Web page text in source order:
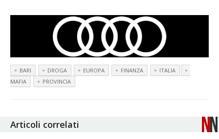
BARI DROGA EUROPA FINANZA
ITALIA
MAFIA
PROVINCIA
Articoli correlati